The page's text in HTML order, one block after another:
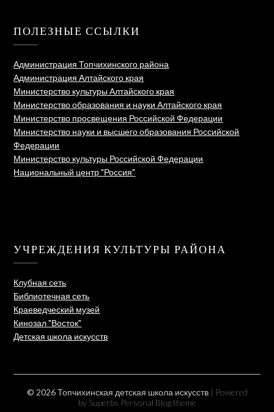
ПОЛЕЗНЫЕ ССЫЛКИ
Администрация Топчихинского района
Администрация Алтайского края
Министерство культуры Алтайского края
Министерство образования и науки Алтайского края
Министерство просвещения Российской Федерации
Министерство науки и высшего образования Российской
Федерации
Министерство культуры Российской Федерации
Национальный центр "Россия"
УЧРЕЖДЕНИЯ КУЛЬТУРЫ РАЙОНА
Клубная сеть
Библиотечная сеть
Краеведческий музей
Кинозал "Восток"
Детская школа искусств
© 2026 Топчихинская детская школа искусств | Powered
by Superbs Personal Blog theme